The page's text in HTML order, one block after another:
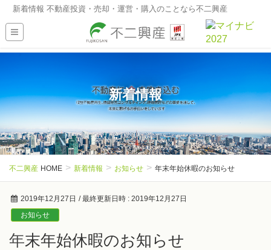
新着情報 不動産投資・売却・運営・購入のことなら不二興産
新着情報
不二興産 HOME 新着情報 お知らせ 年末年始休暇のお知らせ
2019年12月27日 / 最終更新日時 : 2019年12月27日
お知らせ
年末年始休暇のお知らせ